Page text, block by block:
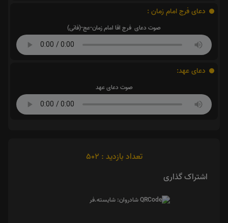
دعای فرج امام زمان :
صوت دعای فرج اقا امام زمان-عج-(فانی)
دعای عهد:
صوت دعای عهد
تعداد بازدید : 502
اشتراک گذاری